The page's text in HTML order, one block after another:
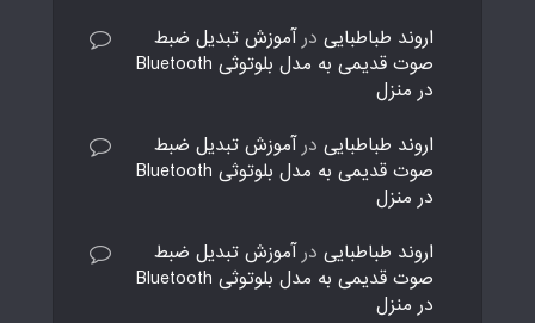
اروند طباطبایی درآموزش تبدیل ضبط
صوت قدیمی به مدل بلوتوثی Bluetooth
در منزل
اروند طباطبایی درآموزش تبدیل ضبط
صوت قدیمی به مدل بلوتوثی Bluetooth
در منزل
اروند طباطبایی درآموزش تبدیل ضبط
صوت قدیمی به مدل بلوتوثی Bluetooth
در منزل